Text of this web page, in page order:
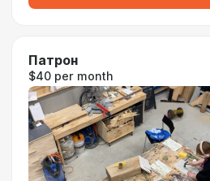
Патрон
$40 per month